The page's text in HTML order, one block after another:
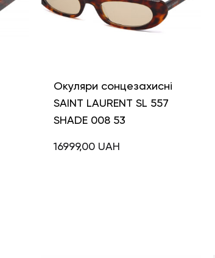
Окуляри сонцезахисні
SAINT LAURENT SL 557
SHADE 008 53
16999,00 UAH